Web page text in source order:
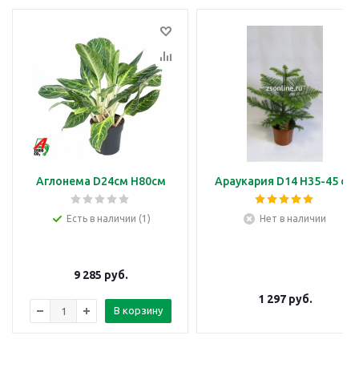
Аглонема D24см H80см
Есть в наличии (1)
9 285 руб.
В корзину
Араукария D14 H35-45 см
Нет в наличии
1 297руб.